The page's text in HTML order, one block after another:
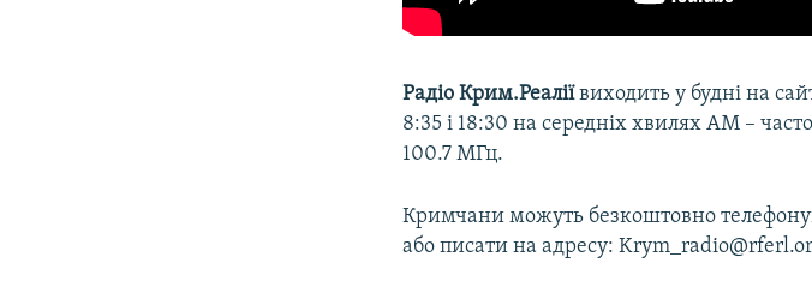
Радіо Крим.Реаліївиходить у будні на
8:35 і 18:30 на середніх хвилях АМ –
100.7 МГц.
Кримчани можуть безкоштовно
або писати на адресу: